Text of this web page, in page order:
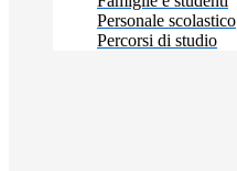
Personale scolastico
Percorsi di studio